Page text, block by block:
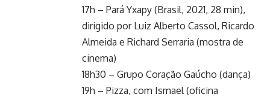
17h – Pará Yxapy (Brasil, 2021, 28 min),
dirigido por Luiz Alberto Cassol, Ricardo
Almeida e Richard Serraria (mostra de
cinema)
18h30 – Grupo Coração Gaúcho (dança)
19h – Pizza, com Ismael (oficina